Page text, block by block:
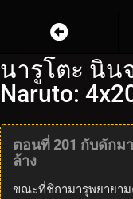
นารูโตะ นิน
Naruto:
ตอนที่ 201 กับดักม
ล้าง
ขณะที่ชิกามารุพยายาม